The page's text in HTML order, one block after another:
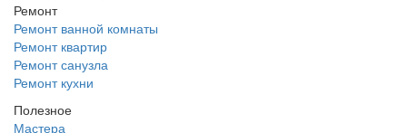
Ремонт
Ремонт ванной комнаты
Ремонт квартир
Ремонт санузла
Ремонт кухни
Полезное
Мастера